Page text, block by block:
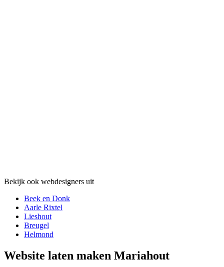
Bekijk ook webdesigners uit
Beek en Donk
Aarle Rixtel
Lieshout
Breugel
Helmond
Website laten maken Mariahout